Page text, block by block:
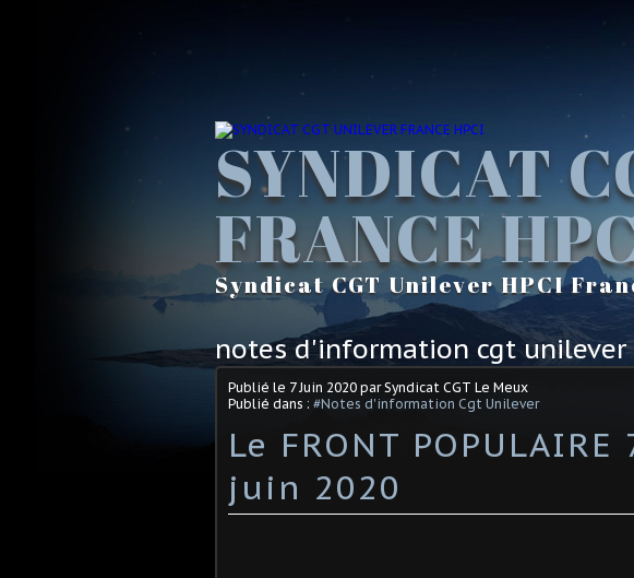
SYNDICAT
FRANCE
Syndicat CGT Unilever HPCI
notes d'information cgt unilever
Publié le 7 Juin 2020 par Syndicat CGT Le Meux
Publié dans : #Notes d'information Cgt Unilever
Le FRONT
juin 2020